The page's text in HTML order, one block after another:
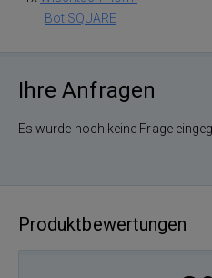
Bot SQUARE
Ihre Anfragen
Es wurde noch keine Frage
Produktbewertungen